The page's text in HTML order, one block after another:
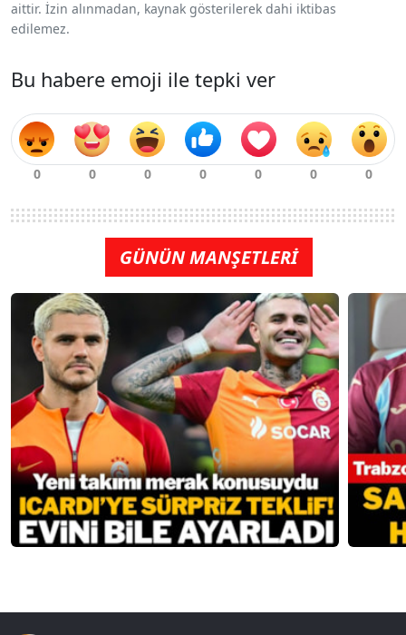
aittir. İzin alınmadan, kaynak gösterilerek dahi iktibas
edilemez.
Bu habere emoji ile tepki ver
GÜNÜN MANŞETLERİ